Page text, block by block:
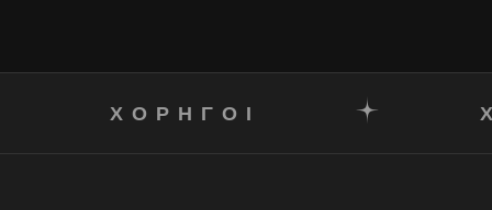
ΧΟΡΗΓΟΙ